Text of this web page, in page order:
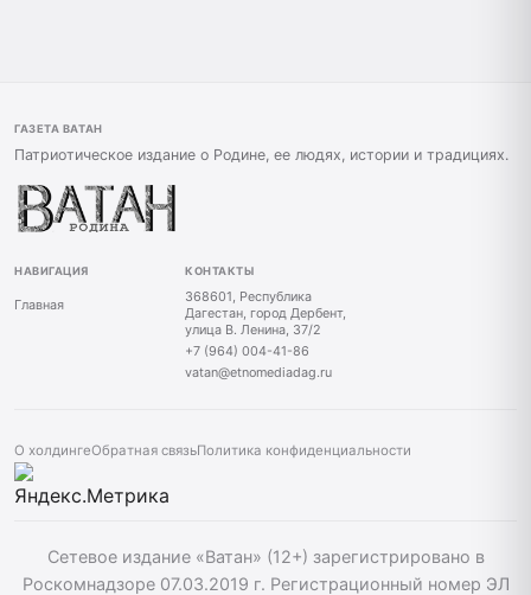
ГАЗЕТА ВАТАН
Патриотическое издание о Родине, ее людях, истории и традициях.
НАВИГАЦИЯ
Главная
КОНТАКТЫ
368601, Республика
Дагестан, город Дербент,
улица В. Ленина, 37/2
+7 (964) 004-41-86
vatan@etnomediadag.ru
О холдингеОбратная связьПолитика конфиденциальности
Сетевое издание «Ватан» (12+) зарегистрировано в
Роскомнадзоре 07.03.2019 г. Регистрационный номер ЭЛ